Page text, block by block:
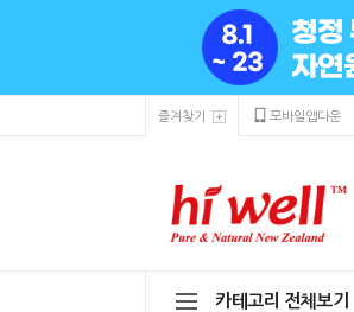
즐겨찾기 모바일앱다운
카테고리 전체보기